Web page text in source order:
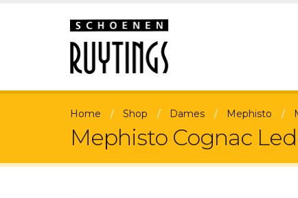
Home Shop Dames Mephisto
Mephisto Cognac